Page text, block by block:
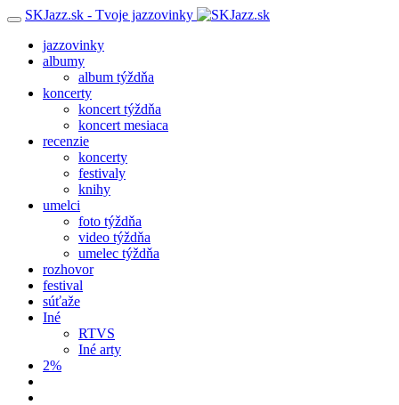
SKJazz.sk - Tvoje jazzovinky
jazzovinky
albumy
album týždňa
koncerty
koncert týždňa
koncert mesiaca
recenzie
koncerty
festivaly
knihy
umelci
foto týždňa
video týždňa
umelec týždňa
rozhovor
festival
súťaže
Iné
RTVS
Iné arty
2%